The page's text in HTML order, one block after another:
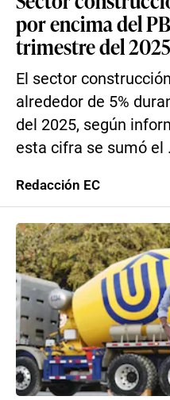
por encima del
trimestre del 2025
El sector
alrededor de 5%
del 2025, según
esta cifra se sumó el
Redacción EC